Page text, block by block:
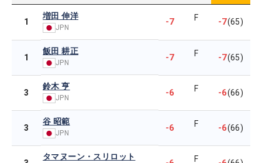
1
増田 伸洋
JPN
-7 F -7(65)
1
飯田 耕正
JPN -7 F -7(65)
3
鈴木 亨
JPN -6 F -6(66)
3
谷 昭範
JPN -6 F -6(66)
タマヌーン・スリロット F